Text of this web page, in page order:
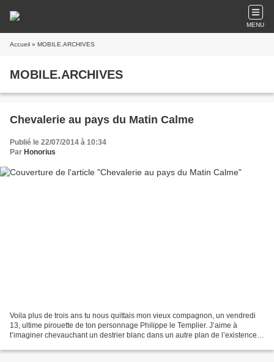
MENU
Accueil » MOBILE.ARCHIVES
MOBILE.ARCHIVES
Chevalerie au pays du Matin Calme
Publié le 22/07/2014 à 10:34
Par Honorius
Voila plus de trois ans tu nous quittais mon vieux compagnon, un vendredi
13, ultime pirouette de ton personnage Philippe le Templier. J’aime à
t’imaginer chevauchant un destrier blanc dans un autre plan de l’existence.